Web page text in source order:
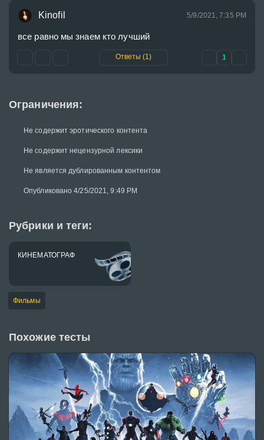
Ограничения:
Не содержит эротического контента
Не содержит нецензурной лексики
Не является дублированным контентом
Опубликовано 4/25/2021, 9:49 PM
Рубрики и теги:
КИНЕМАТОГРАФ
Фильмы
Kinofil 5/9/2021, 7:35 PM
все равно мы знаем кто лучший
Ответы (1) 1
Похожие тесты